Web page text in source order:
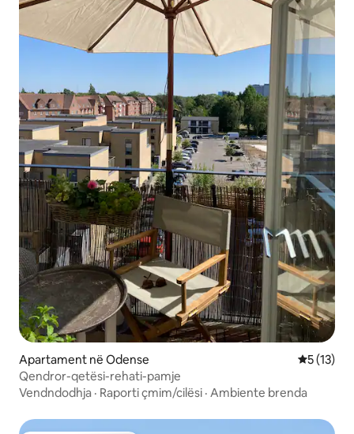
Apartament në Odense Vlerësimi
5 (13)
Qendror-qetësi-rehati-pamje
Vendndodhja · Raporti çmim/cilësi · Ambiente brenda